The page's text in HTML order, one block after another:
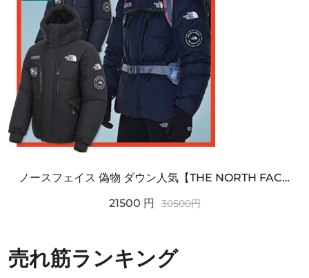
ノースフェイス 偽物 ダウン人気【THE NORTH FACE】M'S 7 SUMMIT HIM...
21500 円 30500円
売れ筋ランキング